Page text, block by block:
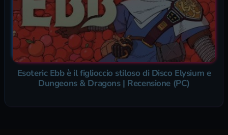
Esoteric Ebb è il figlioccio stiloso di Disco Elysium e
Dungeons & Dragons | Recensione (PC)